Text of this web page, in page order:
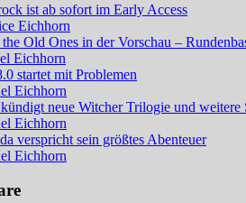
ist ab sofort im Early Access
Eichhorn
Old Ones in der Vorschau –
Eichhorn
startet mit Problemen
Eichhorn
neue Witcher Trilogie und weitere
Eichhorn
verspricht sein größtes Abenteuer
Eichhorn